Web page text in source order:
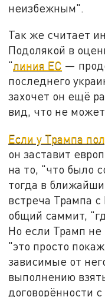
неизбежным".
Так же считает
Подолякой в
"линия ЕС —
последнего
захочет он ещё
вид, что не
Если у Трампа
он заставит
на то, "что было
тогда в
встреча Трампа
общий саммит,
Но если Трамп не
"это просто
зависимые от
выполнению
договорённости